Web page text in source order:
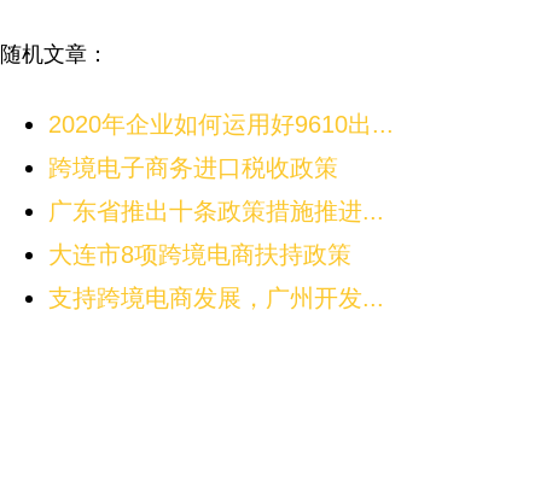
随机文章：
2020年企业如何运用好9610出...
跨境电子商务进口税收政策
广东省推出十条政策措施推进...
大连市8项跨境电商扶持政策
支持跨境电商发展，广州开发...